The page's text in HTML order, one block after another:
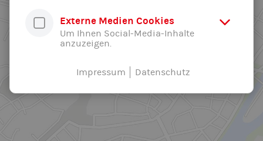
Externe Medien Cookies
Um Ihnen Social-Media-Inhalte
anzuzeigen.
Impressum Datenschutz